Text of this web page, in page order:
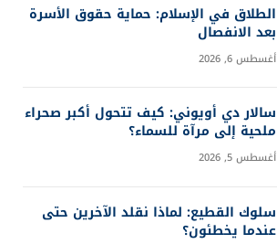
الطلاق في الإسلام: حماية حقوق الأسرة
بعد الانفصال
أغسطس 6, 2026
سالار دي أويوني: كيف تتحول أكبر صحراء
ملحية إلى مرآة للسماء؟
أغسطس 5, 2026
سلوك القطيع: لماذا نقلد الآخرين حتى
عندما يخطئون؟